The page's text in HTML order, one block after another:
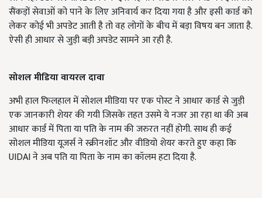
सैंकड़ों सेवाओं को पाने के लिए अनिवार्य कर दिया गया है और इसी कार्ड को
लेकर कोई भी अपडेट आती है तो वह लोगों के बीच में बड़ा विषय बन जाता है.
ऐसी ही आधार से जुड़ी बड़ी अपडेट सामने आ रही है.
सोशल मीडिया वायरल दावा
अभी हाल फिलहाल में सोशल मीडिया पर एक पोस्ट ने आधार कार्ड से जुड़ी
एक जानकारी शेयर की गयी जिसके तहत उसमे ये नजर आ रहा था की अब
आधार कार्ड में पिता या पति के नाम की जरुरत नहीं होगी. साथ ही कई
सोशल मीडिया यूजर्स ने स्क्रीनशॉट और वीडियो शेयर करते हुए कहा कि
UIDAI ने अब पति या पिता के नाम का कॉलम हटा दिया है.